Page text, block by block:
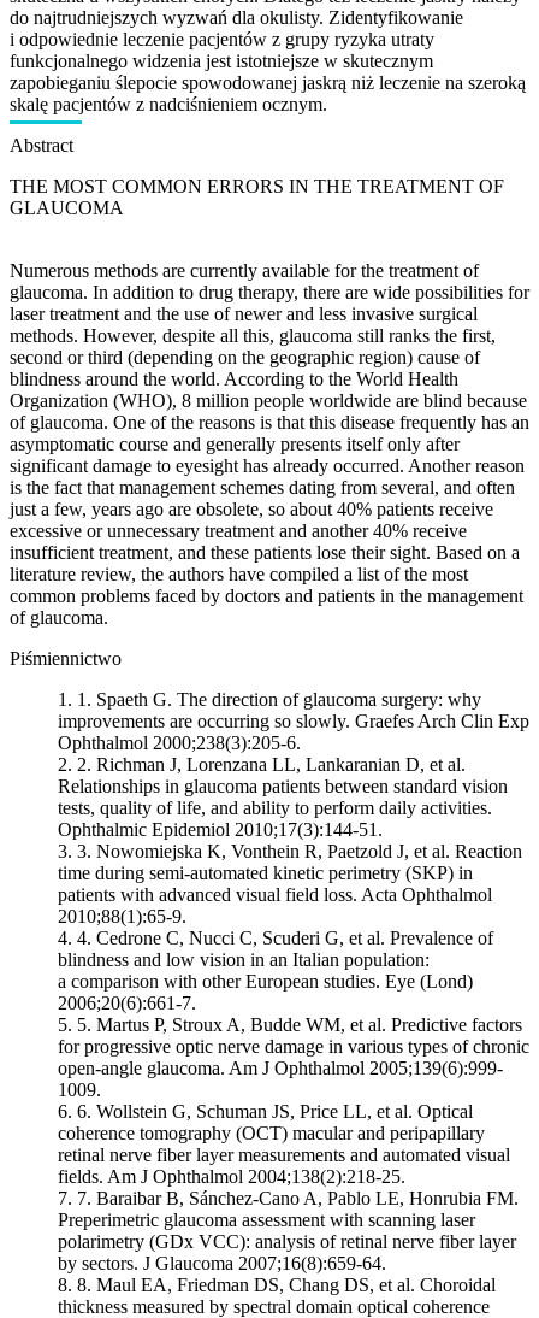
do najtrudniejszych wyzwań dla okulisty. Zidentyfikowanie
i odpowiednie leczenie pacjentów z grupy ryzyka utraty
funkcjonalnego widzenia jest istotniejsze w skutecznym
zapobieganiu ślepocie spowodowanej jaskrą niż leczenie na szeroką
skalę pacjentów z nadciśnieniem ocznym.
Abstract
THE MOST COMMON ERRORS IN THE TREATMENT OF
GLAUCOMA
Numerous methods are currently available for the treatment of
glaucoma. In addition to drug therapy, there are wide possibilities for
laser treatment and the use of newer and less invasive surgical
methods. However, despite all this, glaucoma still ranks the first,
second or third (depending on the geographic region) cause of
blindness around the world. According to the World Health
Organization (WHO), 8 million people worldwide are blind because
of glaucoma. One of the reasons is that this disease frequently has an
asymptomatic course and generally presents itself only after
significant damage to eyesight has already occurred. Another reason
is the fact that management schemes dating from several, and often
just a few, years ago are obsolete, so about 40% patients receive
excessive or unnecessary treatment and another 40% receive
insufficient treatment, and these patients lose their sight. Based on a
literature review, the authors have compiled a list of the most
common problems faced by doctors and patients in the management
of glaucoma.
Piśmiennictwo
1. Spaeth G. The direction of glaucoma surgery: why
improvements are occurring so slowly. Graefes Arch Clin Exp
Ophthalmol 2000;238(3):205-6.
2. Richman J, Lorenzana LL, Lankaranian D, et al.
Relationships in glaucoma patients between standard vision
tests, quality of life, and ability to perform daily activities.
Ophthalmic Epidemiol 2010;17(3):144-51.
3. Nowomiejska K, Vonthein R, Paetzold J, et al. Reaction
time during semi-automated kinetic perimetry (SKP) in
patients with advanced visual field loss. Acta Ophthalmol
2010;88(1):65-9.
4. Cedrone C, Nucci C, Scuderi G, et al. Prevalence of
blindness and low vision in an Italian population:
a comparison with other European studies. Eye (Lond)
2006;20(6):661-7.
5. Martus P, Stroux A, Budde WM, et al. Predictive factors
for progressive optic nerve damage in various types of chronic
open-angle glaucoma. Am J Ophthalmol 2005;139(6):999-
1009.
6. Wollstein G, Schuman JS, Price LL, et al. Optical
coherence tomography (OCT) macular and peripapillary
retinal nerve fiber layer measurements and automated visual
fields. Am J Ophthalmol 2004;138(2):218-25.
7. Baraibar B, Sánchez-Cano A, Pablo LE, Honrubia FM.
Preperimetric glaucoma assessment with scanning laser
polarimetry (GDx VCC): analysis of retinal nerve fiber layer
by sectors. J Glaucoma 2007;16(8):659-64.
8. Maul EA, Friedman DS, Chang DS, et al. Choroidal
thickness measured by spectral domain optical coherence